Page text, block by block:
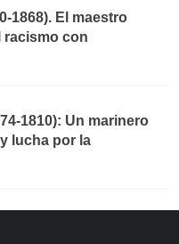
1868). El maestro
racismo con
1810): Un marinero
lucha por la